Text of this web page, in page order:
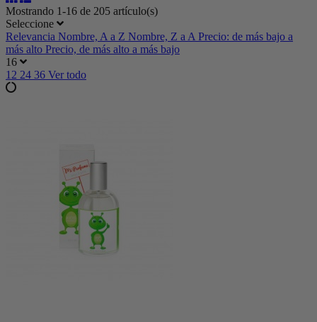
Mostrando 1-16 de 205 artículo(s)
Seleccione
Relevancia Nombre, A a Z Nombre, Z a A Precio: de más bajo a
más alto Precio, de más alto a más bajo
16
12 24 36 Ver todo